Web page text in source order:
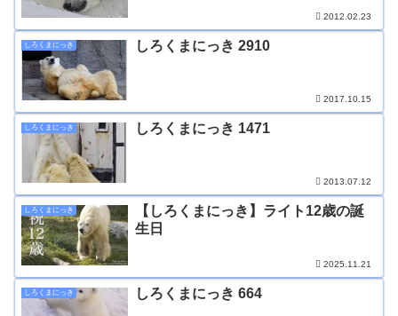
2012.02.23
しろくまにっき しろくまにっき 2910
2017.10.15
しろくまにっき しろくまにっき 1471
2013.07.12
しろくまにっき
【しろくまにっき】ライト12歳の誕
生日
2025.11.21
しろくまにっき しろくまにっき 664